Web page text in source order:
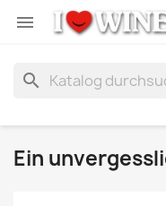

search
Ein